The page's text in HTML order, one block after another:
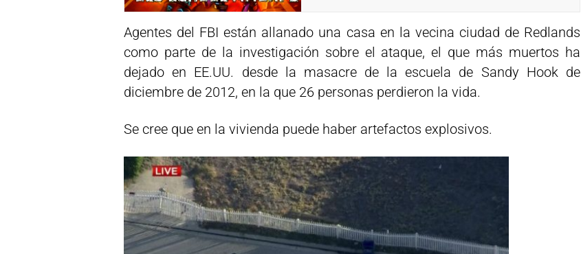
Agentes del FBI están allanado una casa en la vecina ciudad de Redlands
como parte de la investigación sobre el ataque, el que más muertos ha
dejado en EE.UU. desde la masacre de la escuela de Sandy Hook de
diciembre de 2012, en la que 26 personas perdieron la vida.
Se cree que en la vivienda puede haber artefactos explosivos.